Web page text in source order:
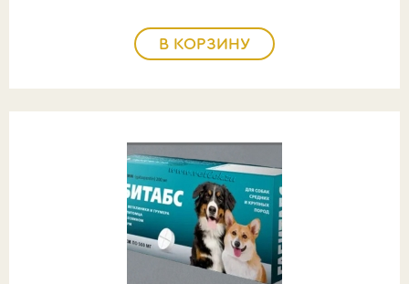
В КОРЗИНУ